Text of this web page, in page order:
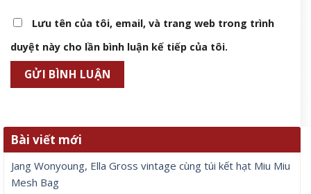
Lưu tên của tôi, email, và trang web trong trình
duyệt này cho lần bình luận kế tiếp của tôi.
Bài viết mới
Jang Wonyoung, Ella Gross vintage cùng túi kết hạt Miu Miu
Mesh Bag